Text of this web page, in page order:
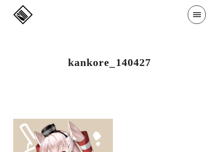
kankore_140427